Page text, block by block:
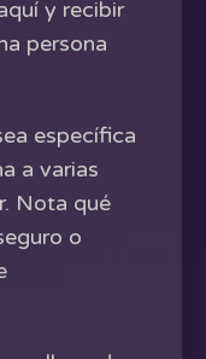
y recibir
persona
específica
a varias
Nota qué
o